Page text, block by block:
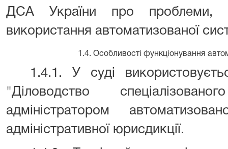
ДСА України про проблеми,
використання автоматизованої
1.4. Особливості функціонування
1.4.1. У суді
"Діловодство
адміністратором
адміністративної юрисдикції.